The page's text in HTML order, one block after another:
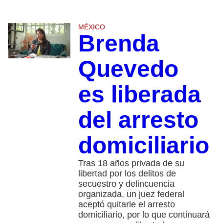
MÉXICO
Brenda
Quevedo
es liberada
del arresto
domiciliario
Tras 18 años privada de su
libertad por los delitos de
secuestro y delincuencia
organizada, un juez federal
aceptó quitarle el arresto
domiciliario, por lo que continuará